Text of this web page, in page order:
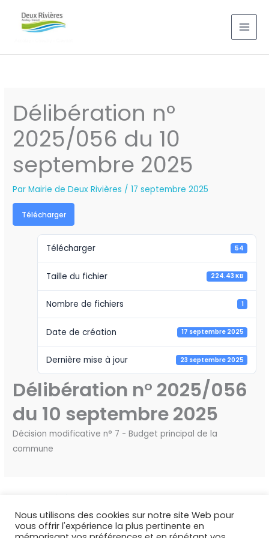
Délibération n°
2025/056 du 10
septembre 2025
ParMairie de Deux Rivières /17 septembre 2025
Télécharger
Télécharger 54
Taille du fichier 224.43 KB
Nombre de fichiers 1
Date de création 17 septembre 2025
Dernière mise à jour 23 septembre 2025
Délibération n° 2025/056
du 10 septembre 2025
Décision modificative n° 7 - Budget principal de la
commune
Nous utilisons des cookies sur notre site Web pour
vous offrir l'expérience la plus pertinente en